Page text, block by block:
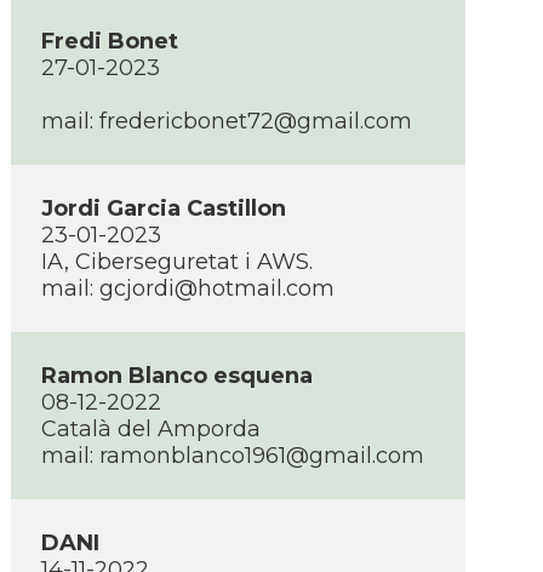
Fredi Bonet
27-01-2023
mail: fredericbonet72@gmail.com
Jordi Garcia Castillon
23-01-2023
IA, Ciberseguretat i AWS.
mail: gcjordi@hotmail.com
Ramon Blanco esquena
08-12-2022
Català del Amporda
mail: ramonblanco1961@gmail.com
DANI